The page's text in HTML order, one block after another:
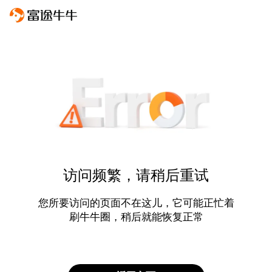
访问频繁，请稍后重试
您所要访问的页面不在这儿，它可能正忙着
刷牛牛圈，稍后就能恢复正常